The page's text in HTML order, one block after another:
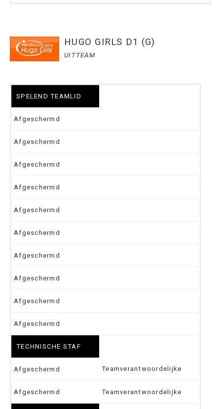
HUGO GIRLS D1 (G)
UITTEAM
SPELEND TEAMLID
Afgeschermd
Afgeschermd
Afgeschermd
Afgeschermd
Afgeschermd
Afgeschermd
Afgeschermd
Afgeschermd
Afgeschermd
Afgeschermd
TECHNISCHE STAF
Afgeschermd Teamverantwoordelijke
Afgeschermd Teamverantwoordelijke